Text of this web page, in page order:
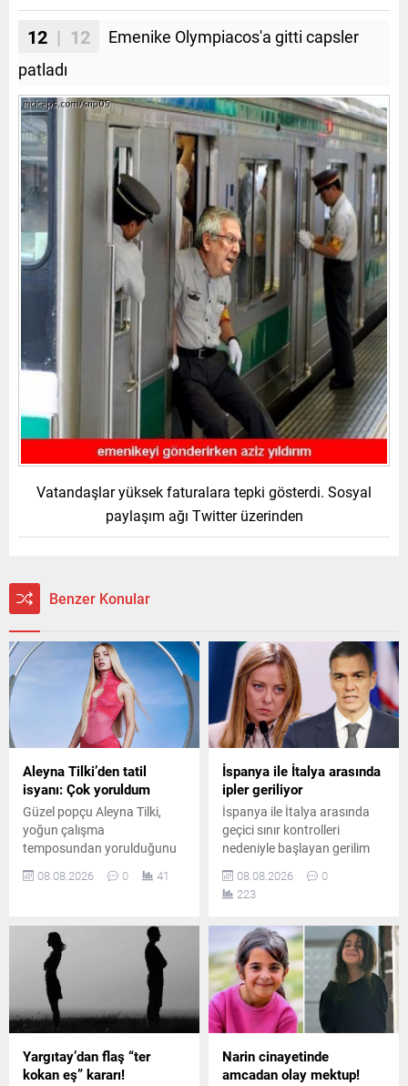
12 | 12
Emenike Olympiacos'a gitti capsler
patladı
Vatandaşlar yüksek faturalara tepki gösterdi. Sosyal
paylaşım ağı Twitter üzerinden
Benzer Konular
Aleyna Tilki’den tatil
isyanı: Çok yoruldum
Güzel popçu Aleyna Tilki,
yoğun çalışma
temposundan yorulduğunu
belirterek sosyal medya
hesabından yaptığı
08.08.2026 0 41
İspanya ile İtalya arasında
ipler geriliyor
İspanya ile İtalya arasında
geçici sınır kontrolleri
nedeniyle başlayan gerilim
büyüdü. İspanya, İtalya’nın
kontrolleri kaldırmaması
üzerine karşılık verme kararı
kadar sürecek.
08.08.2026
0
223
Yargıtay’dan flaş “ter
kokan eş” kararı!
Narin cinayetinde
amcadan olay mektup!